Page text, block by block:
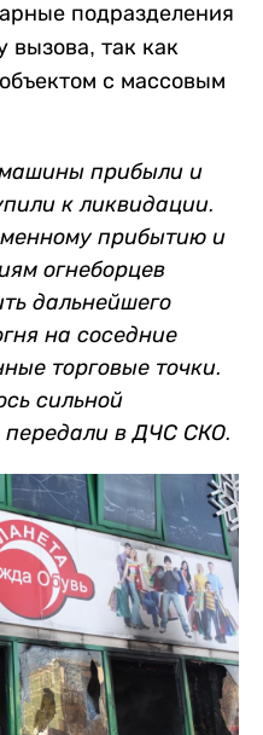
подразделения
так как
с массовым
прибыли и
к ликвидации.
прибытию и
огнеборцев
дальнейшего
на соседние
торговые точки.
сильной
в ДЧС СКО.